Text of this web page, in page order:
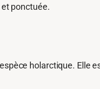
et ponctuée.
holarctique. Elle